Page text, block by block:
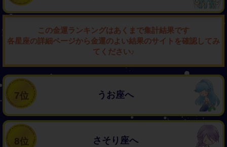
この金運ランキングはあくまで集計結果です
各星座の詳細ページから金運のよい結果のサイトを確認してみ
てください♪
7 うお座へ
8 さそり座へ